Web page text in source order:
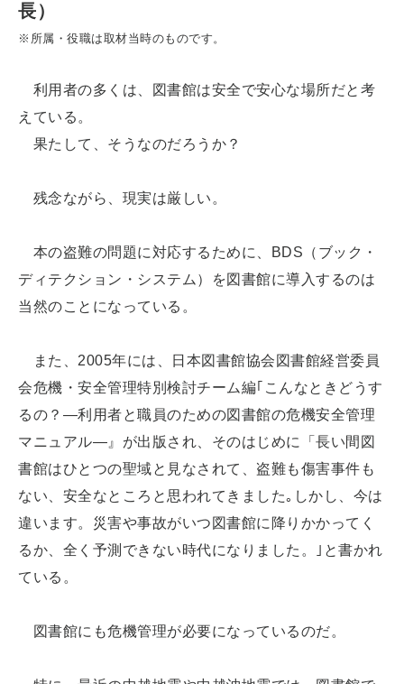
長）
※所属・役職は取材当時のものです。
利用者の多くは、図書館は安全で安心な場所だと考
えている。
果たして、そうなのだろうか？
残念ながら、現実は厳しい。
本の盗難の問題に対応するために、BDS（ブック・
ディテクション・システム）を図書館に導入するのは
当然のことになっている。
また、2005年には、日本図書館協会図書館経営委員
会危機・安全管理特別検討チーム編｢こんなときどうす
るの？―利用者と職員のための図書館の危機安全管理
マニュアル―』が出版され、そのはじめに「長い間図
書館はひとつの聖域と見なされて、盗難も傷害事件も
ない、安全なところと思われてきました｡しかし、今は
違います。災害や事故がいつ図書館に降りかかってく
るか、全く予測できない時代になりました。｣と書かれ
ている。
図書館にも危機管理が必要になっているのだ。